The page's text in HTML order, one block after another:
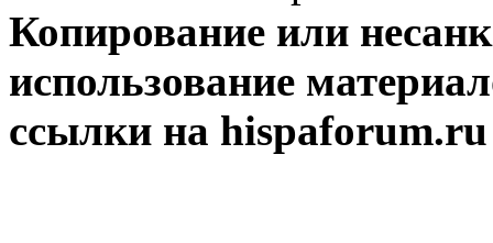
Копирование или
использование
ссылки на hispaforum.ru